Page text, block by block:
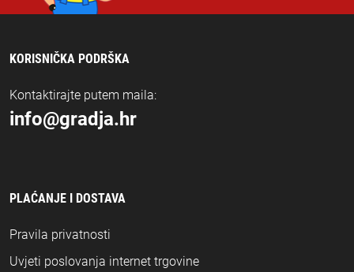
KORISNIČKA PODRŠKA
Kontaktirajte putem maila:
info@gradja.hr
PLAĆANJE I DOSTAVA
Pravila privatnosti
Uvjeti poslovanja internet trgovine